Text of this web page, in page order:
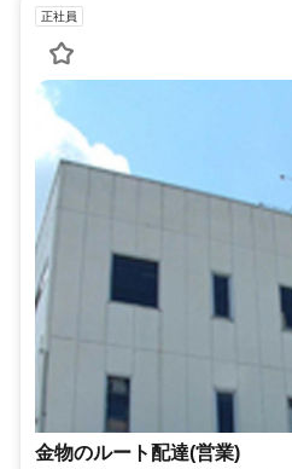
正社員
金物のルート配達(営業)